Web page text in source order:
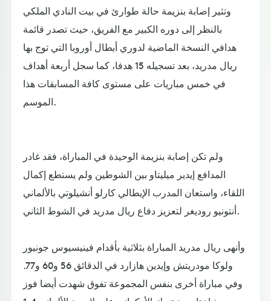
وتثير إصابة بنزيمة حالة طوارئ في بيت النادي الملكي
بالنظر إلى دوره الكبير مع الفريق، حيث تصدر قائمة
هدافي النسخة الماضية لدوري أبطال أوروبا التي توج بها
ريال مدريد، بعد تسجيله 15 هدفا، كما سجل أربعة أهداف
في خمس مباريات على مستوى كافة المسابقات هذا
الموسم.
ولم تكن إصابة بنزيمة الوحيدة في المباراة، فقد غادر
المدافع إيدير ميليتاو بين الشوطين ولم يستطع إكمال
اللقاء، واستعان المدرب الإيطالي كارلو أنشيلوتي بالألماني
أنتونيو روديغر لتعزيز دفاع ريال مدريد في الشوط الثاني.
وأنهى ريال مدريد المباراة بثلاثية بأقدام فينيسيوس جونيور
ولوكا مودريتش وإيدين هازارد في الدقائق 56 و60 و77.
وفي مباراة أخرى بنفس المجموعة تفوق شهدت أيضا فوز